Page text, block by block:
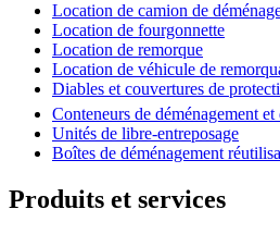
Location de camion de
Location de fourgonnette
Location de remorque
Location de véhicule de
Diables et couvertures de
Conteneurs de déménagement et
Unités de libre-entreposage
Boîtes de déménagement
Produits et services